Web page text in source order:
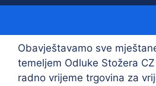
Obavještavamo sve
temeljem Odluke Stožera
radno vrijeme trgovina za